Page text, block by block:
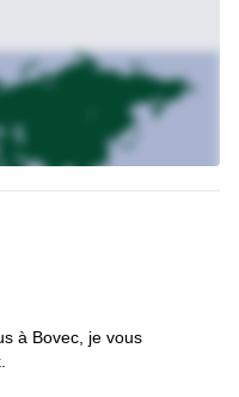
à Bovec, je vous